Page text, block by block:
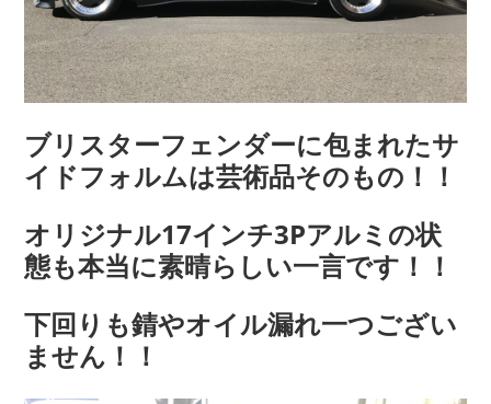
ブリスターフェンダーに包まれたサ
イドフォルムは芸術品そのもの！！
オリジナル17インチ3Pアルミの状
態も本当に素晴らしい一言です！！
下回りも錆やオイル漏れ一つござい
ません！！